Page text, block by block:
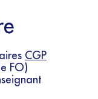
CGP
FO)